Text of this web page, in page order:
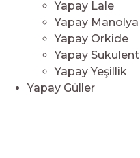
Yapay Lale
Yapay Manolya
Yapay Orkide
Yapay Sukulent
Yapay Yeşillik
Yapay Güller